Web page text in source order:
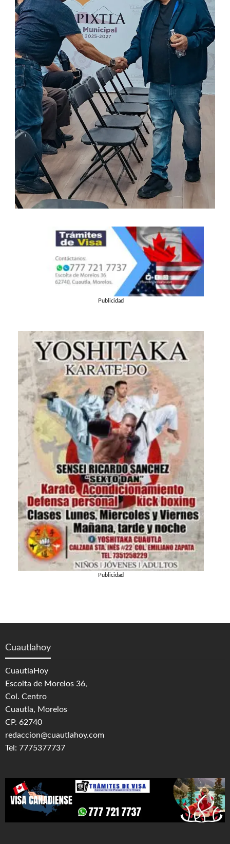
Publicidad
Publicidad
Cuautlahoy
CuautlaHoy
Escolta de Morelos 36,
Col. Centro
Cuautla, Morelos
CP. 62740
redaccion@cuautlahoy.com
Tel: 7775377737